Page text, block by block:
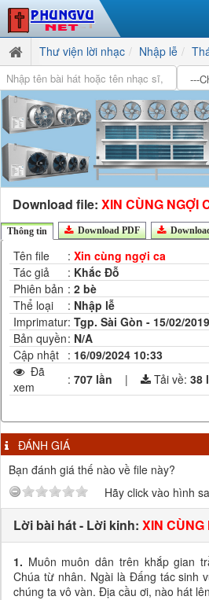
Thư viện lời nhạc Nhập lễ
Download file: XIN CÙNG NGỢI
Thông tin Download PDF
Tên file : Xin cùng ngợi ca
Tác giả
: Khắc Đỗ
Phiên bản : 2 bè
Thể loại
: Nhập lễ
Imprimatur: Tgp. Sài Gòn - 15/02/2019
Bản quyền: N/A
Cập nhật : 16/09/2024 10:33
Đã
xem
: 707 lần | Tải về: 38
ĐÁNH GIÁ
Bạn đánh giá thế nào về file này?
Hãy click vào hình
Lời bài hát - Lời kinh: XIN CÙNG
1. Muôn muôn dân trên khắp gian
Chúa từ nhân. Ngài là Đấng tác sinh
chúng ta vô vàn. Địa cầu ơi, nào hát